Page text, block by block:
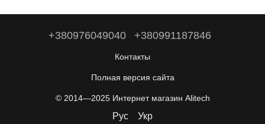
+380976049040 +380991187846
Контакты
Полная версия сайта
© 2014—2025 Интернет магазин Alitech
Рус Укр